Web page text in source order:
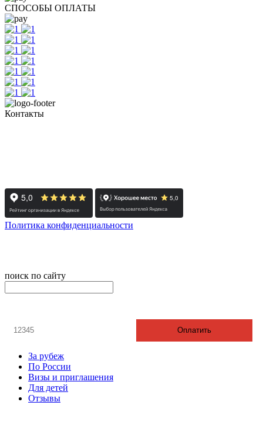
СПОСОБЫ ОПЛАТЫ
Контакты
Политика конфиденциальности
поиск по сайту
Оплатить
За рубеж
По России
Визы и приглашения
Для детей
Отзывы